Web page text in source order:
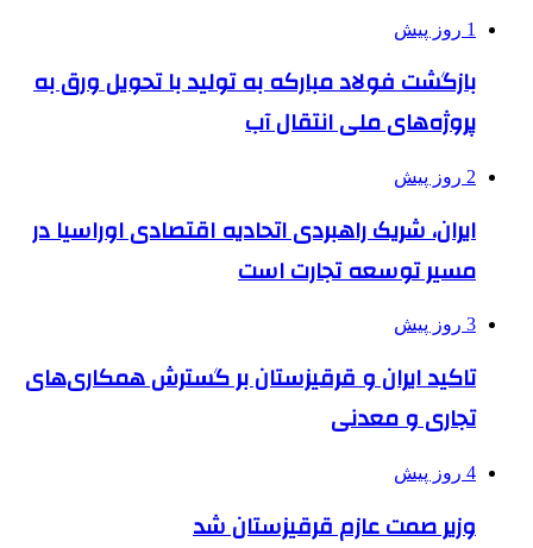
1 روز پیش
بازگشت فولاد مبارکه به تولید با تحویل ورق به
پروژه‌های ملی انتقال آب
2 روز پیش
ایران، شریک راهبردی اتحادیه اقتصادی اوراسیا در
مسیر توسعه تجارت است
3 روز پیش
تاکید ایران و قرقیزستان بر گسترش همکاری‌های
تجاری و معدنی
4 روز پیش
وزیر صمت عازم قرقیزستان شد